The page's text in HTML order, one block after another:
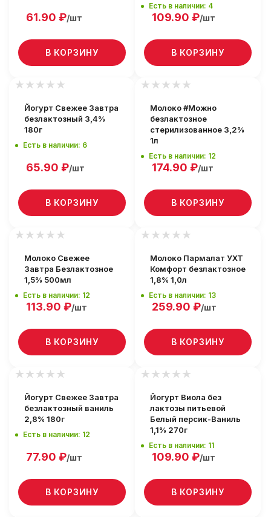
61.90 ₽/шт
В КОРЗИНУ
Есть в наличии: 4
109.90 ₽/шт
В КОРЗИНУ
Йогурт Свежее Завтра
безлактозный 3,4%
180г
Есть в наличии: 6
65.90 ₽/шт
В КОРЗИНУ
Молоко #Можно
безлактозное
стерилизованное 3,2%
1л
Есть в наличии: 12
174.90 ₽/шт
В КОРЗИНУ
Молоко Свежее
Завтра Безлактозное
1,5% 500мл
Есть в наличии: 12
113.90 ₽/шт
В КОРЗИНУ
Молоко Пармалат УХТ
Комфорт безлактозное
1,8% 1,0л
Есть в наличии: 13
259.90 ₽/шт
В КОРЗИНУ
Йогурт Свежее Завтра
безлактозный ваниль
2,8% 180г
Есть в наличии: 12
77.90 ₽/шт
В КОРЗИНУ
Йогурт Виола без
лактозы питьевой
Белый персик-Ваниль
1,1% 270г
Есть в наличии: 11
109.90 ₽/шт
В КОРЗИНУ